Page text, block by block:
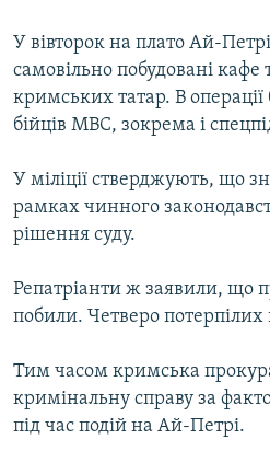
У вівторок на плато Ай-
самовільно побудовані
кримських татар. В операції
бійців МВС, зокрема і
У міліції стверджують, що
рамках чинного
рішення суду.
Репатріанти ж заявили, що
побили. Четверо потерпілих
Тим часом кримська
кримінальну справу за
під час подій на Ай-Петрі.